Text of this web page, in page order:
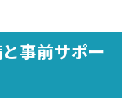
事前サポー